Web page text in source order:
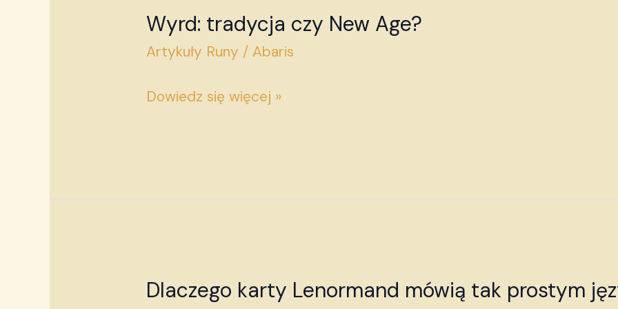
Wyrd: tradycja czy New Age?
Artykuły Runy /Abaris
Wyrd:
tradycja
New
Dowiedz się więcej »
Dlaczego karty Lenormand mówią tak prostym
Dlaczego